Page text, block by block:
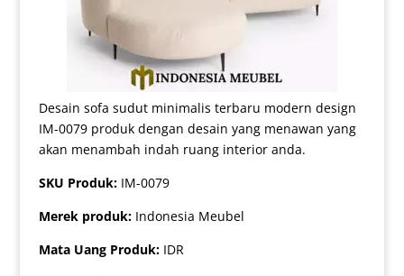
Desain sofa sudut minimalis terbaru modern design
IM-0079 produk dengan desain yang menawan yang
akan menambah indah ruang interior anda.
SKU Produk: IM-0079
Merek produk: Indonesia Meubel
Mata Uang Produk: IDR